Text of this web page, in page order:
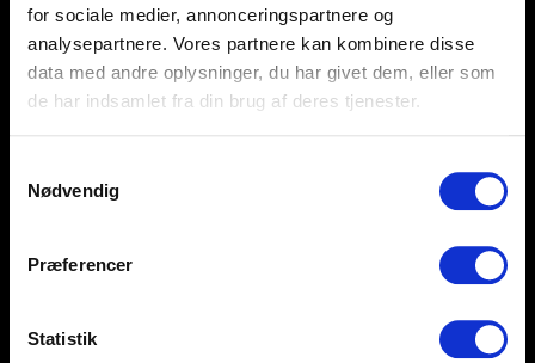
for sociale medier, annonceringspartnere og
analysepartnere. Vores partnere kan kombinere disse
data med andre oplysninger, du har givet dem, eller som
de har indsamlet fra din brug af deres tjenester.
Nødvendig
Præferencer
Statistik
SØREN FRICHS VEJ 52, 8230 AABYHØJ
+4586997400
INFO@UNNU.NU